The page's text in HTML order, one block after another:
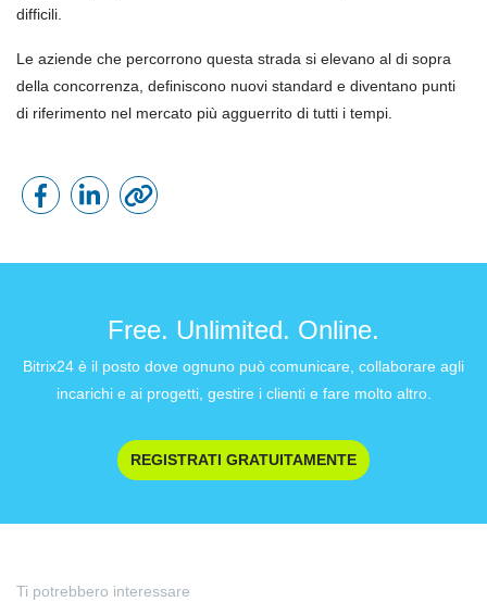
difficili.
Le aziende che percorrono questa strada si elevano al di sopra
della concorrenza, definiscono nuovi standard e diventano punti
di riferimento nel mercato più agguerrito di tutti i tempi.
Free. Unlimited. Online.
Bitrix24 è il posto dove ognuno può comunicare, collaborare agli
incarichi e ai progetti, gestire i clienti e fare molto altro.
REGISTRATI GRATUITAMENTE
Ti potrebbero interessare